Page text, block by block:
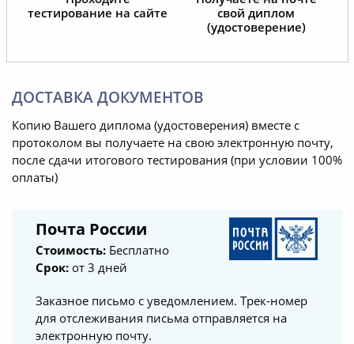
тестирование на сайте
свой диплом
(удостоверение)
ДОСТАВКА ДОКУМЕНТОВ
Копию Вашего диплома (удостоверения) вместе с
протоколом вы получаете на свою электронную почту,
после сдачи итогового тестирования (при условии 100%
оплаты)
Почта России
Стоимость: Бесплатно
Срок: от 3 дней
Заказное письмо с уведомлением. Трек-номер
для отслеживания письма отправляется на
электронную почту.